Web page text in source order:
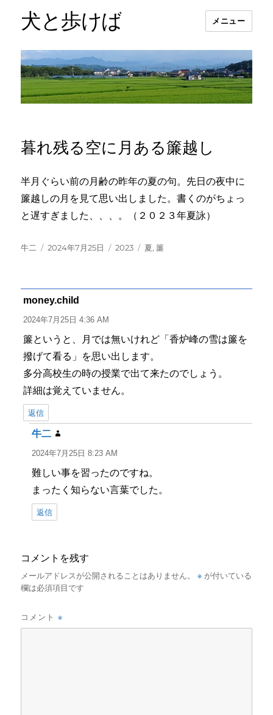
犬と歩けば メニュー
暮れ残る空に月ある簾越し
半月ぐらい前の月齢の昨年の夏の句。先日の夜中に
簾越しの月を見て思い出しました。書くのがちょっ
と遅すぎました、、、。（２０２３年夏詠）
投
牛二
投
2024年7月25日
カ
2023
タ
夏,簾
money.child
り:
2024年7月25日 4:36 AM
簾というと、月では無いけれど「香炉峰の雪は簾を
撥げて看る」を思い出します。
多分高校生の時の授業で出て来たのでしょう。
詳細は覚えていません。
返信
牛二
り:
2024年7月25日 8:23 AM
難しい事を習ったのですね。
まったく知らない言葉でした。
返信
コメントを残す
メールアドレスが公開されることはありません。 ※ が付いている
欄は必須項目です
コメント※